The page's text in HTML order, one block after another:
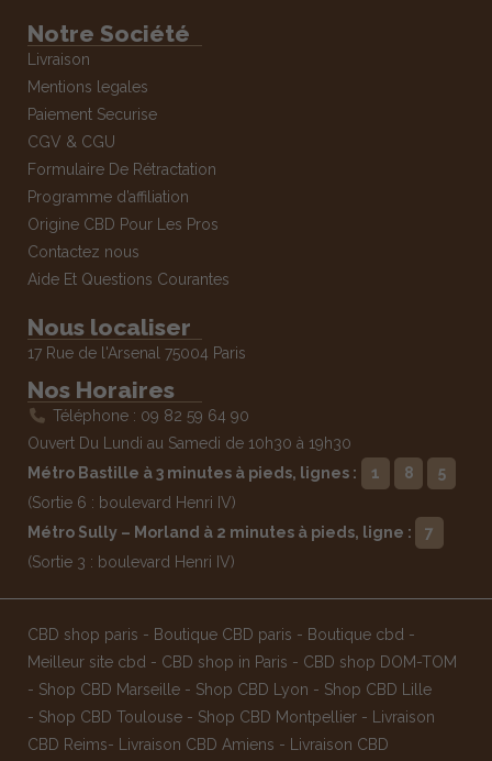
Notre Société
Livraison
Mentions legales
Paiement Securise
CGV & CGU
Formulaire De Rétractation
Programme d’affiliation
Origine CBD Pour Les Pros
Contactez nous
Aide Et Questions Courantes
Nous localiser
17 Rue de l'Arsenal 75004 Paris
Nos Horaires
Téléphone : 09 82 59 64 90
Ouvert Du Lundi au Samedi de 10h30 à 19h30
Métro Bastille à 3 minutes à pieds, lignes :
1 8
5
(Sortie 6 : boulevard Henri IV)
Métro Sully – Morland à 2 minutes à pieds, ligne :
7
(Sortie 3 : boulevard Henri IV)
CBD shop paris - Boutique CBD paris - Boutique cbd -
Meilleur site cbd - CBD shop in Paris - CBD shop DOM-TOM
- Shop CBD Marseille - Shop CBD Lyon - Shop CBD Lille
- Shop CBD Toulouse - Shop CBD Montpellier -
Livraison
CBD Reims- Livraison CBD Amiens -
Livraison CBD